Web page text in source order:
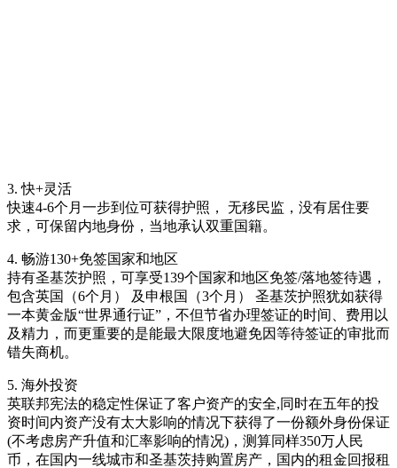
3. 快+灵活
快速4-6个月一步到位可获得护照， 无移民监，没有居住要
求，可保留内地身份，当地承认双重国籍。
4. 畅游130+免签国家和地区
持有圣基茨护照，可享受139个国家和地区免签/落地签待遇，
包含英国（6个月） 及申根国（3个月） 圣基茨护照犹如获得
一本黄金版“世界通行证”，不但节省办理签证的时间、费用以
及精力，而更重要的是能最大限度地避免因等待签证的审批而
错失商机。
5. 海外投资
英联邦宪法的稳定性保证了客户资产的安全,同时在五年的投
资时间内资产没有太大影响的情况下获得了一份额外身份保证
(不考虑房产升值和汇率影响的情况)，测算同样350万人民
币，在国内一线城市和圣基茨持购置房产，国内的租金回报租